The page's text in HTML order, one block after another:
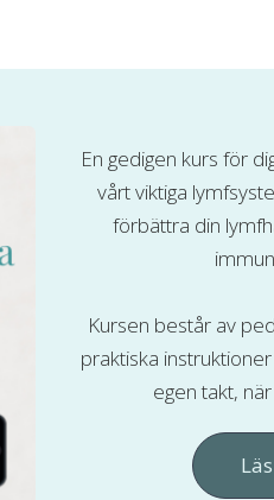
En gedigen kurs för
vårt viktiga
förbättra din
Kursen består av
praktiska
egen takt,